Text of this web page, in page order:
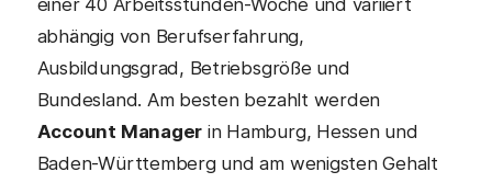
einer 40 Arbeitsstunden-Woche und variiert
abhängig von Berufserfahrung,
Ausbildungsgrad, Betriebsgröße und
Bundesland. Am besten bezahlt werden
Account Manager in Hamburg, Hessen und
Baden-Württemberg und am wenigsten Gehalt